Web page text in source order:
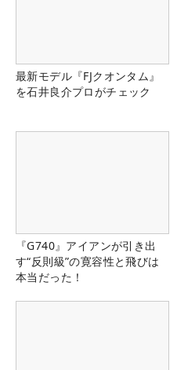
最新モデル『FJクオンタム』
を石井良介プロがチェック
『G740』アイアンが引き出
す“反則級”の寛容性と飛びは
本当だった！